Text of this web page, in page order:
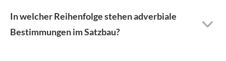
In welcher Reihenfolge stehen adverbiale
Bestimmungen im Satzbau?